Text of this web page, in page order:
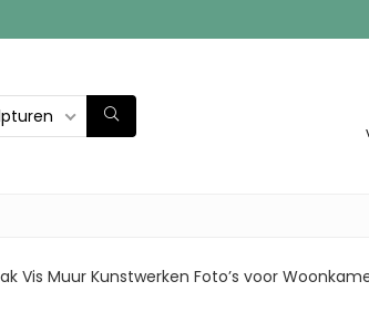
Vis Muur Kunstwerken Foto’s voor